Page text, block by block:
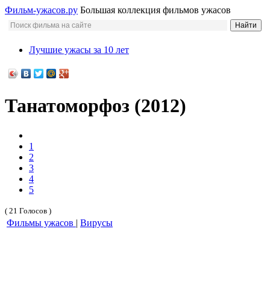
Фильм-ужасов.ру Большая коллекция фильмов ужасов
Лучшие ужасы за 10 лет
Танатоморфоз (2012)
1
2
3
4
5
( 21 Голосов )
Фильмы ужасов | Вирусы